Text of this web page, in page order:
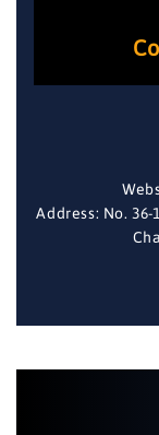
Address: No.